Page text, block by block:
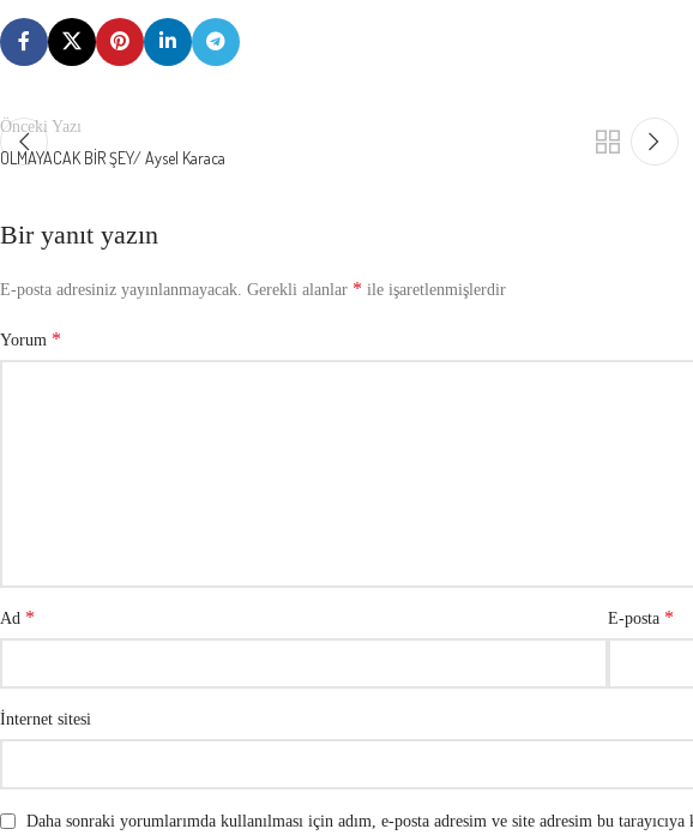
Önceki Yazı
OLMAYACAK BİR ŞEY/ Aysel Karaca
Bir yanıt yazın
E-posta adresiniz yayınlanmayacak. Gerekli alanlar * ile işaretlenmişlerdir
Yorum *
Ad * E-posta *
İnternet sitesi
Daha sonraki yorumlarımda kullanılması için adım, e-posta adresim ve site adresim bu tarayıcıya